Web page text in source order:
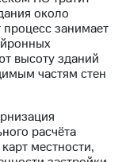
около
процесс занимает
высоту зданий
частям стен
расчёта
местности,